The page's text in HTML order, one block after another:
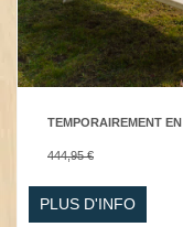
TEMPORAIREMENT
444,95 €
PLUS D'INFO